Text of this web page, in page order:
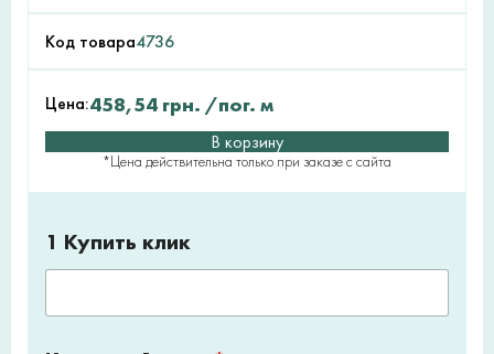
Код товара4736
Цена:458,54 грн. /пог. м
В корзину
*Цена действительна только при заказе с сайта
1 Купить клик